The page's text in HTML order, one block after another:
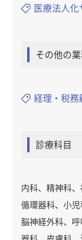
医療法人化
その他の
経理・税務
診療科目
内科、精神科
循環器科、小児
脳神経外科、